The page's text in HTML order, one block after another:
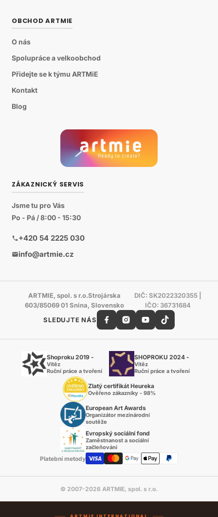
OBCHOD ARTMIE
O nás
Spolupráce a velkoobchod
Přidejte se k týmu ARTMiE
Kontakt
Blog
ZÁKAZNICKÝ SERVIS
Jsme tu pro Vás
Po - Pá / 8:00 - 15:30
+420 54 2225 030
info@artmie.cz
ARTMIE, spol. s r.o.Strojárska
603/85069 01 Snina, Slovensko
DIČ: SK2022320355 |
IČO: 36731684
SLEDUJTE NÁS
Shoproku 2019 -
Vítěz
Ruční práce a tvoření
SHOPROKU 2024 -
Vítěz
Ruční práce a tvoření
Zlatý certifikát Heureka
Ověřeno zákazníky - 98%
European Art Awards
Organizátor mezinárodní
soutěže
Evropský sociální fond
Zaměstnanost a sociální
začleňování
Platební metody
© 2007-2026 ARTMIE, spol. s r.o.